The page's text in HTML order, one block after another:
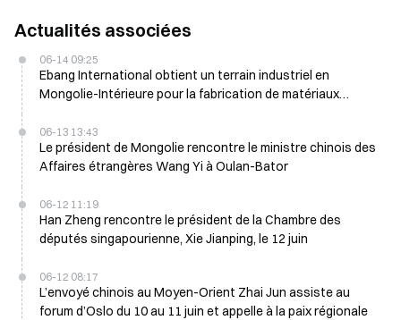
Actualités associées
06-14 09:25
Ebang International obtient un terrain industriel en
Mongolie-Intérieure pour la fabrication de matériaux
06-13 13:43
Le président de Mongolie rencontre le ministre chinois des
Affaires étrangères Wang Yi à Oulan-Bator
06-12 11:19
Han Zheng rencontre le président de la Chambre des
députés singapourienne, Xie Jianping, le 12 juin
06-12 08:17
L’envoyé chinois au Moyen-Orient Zhai Jun assiste au
forum d’Oslo du 10 au 11 juin et appelle à la paix régionale